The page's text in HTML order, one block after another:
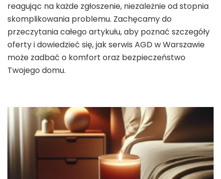
reagując na każde zgłoszenie, niezależnie od stopnia
skomplikowania problemu. Zachęcamy do
przeczytania całego artykułu, aby poznać szczegóły
oferty i dowiedzieć się, jak serwis AGD w Warszawie
może zadbać o komfort oraz bezpieczeństwo
Twojego domu.